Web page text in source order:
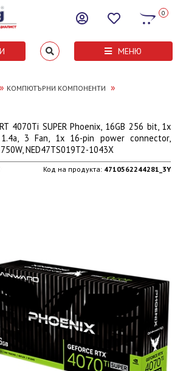
0
МЕНЮ
» КОМПЮТЪРНИ КОМПОНЕНТИ »
4070Ti SUPER Phoenix, 16GB 256 bit, 1x
3 Fan, 1x 16-pin power connector,
NED47TS019T2-1043X
Код на продукта: 4710562244281_3Y